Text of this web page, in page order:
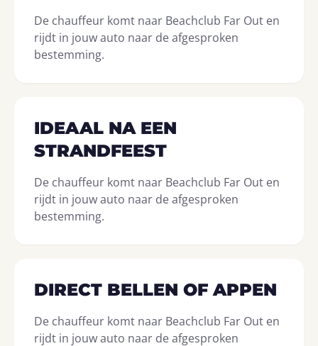
De chauffeur komt naar Beachclub Far Out en
rijdt in jouw auto naar de afgesproken
bestemming.
IDEAAL NA EEN
STRANDFEEST
De chauffeur komt naar Beachclub Far Out en
rijdt in jouw auto naar de afgesproken
bestemming.
DIRECT BELLEN OF APPEN
De chauffeur komt naar Beachclub Far Out en
rijdt in jouw auto naar de afgesproken